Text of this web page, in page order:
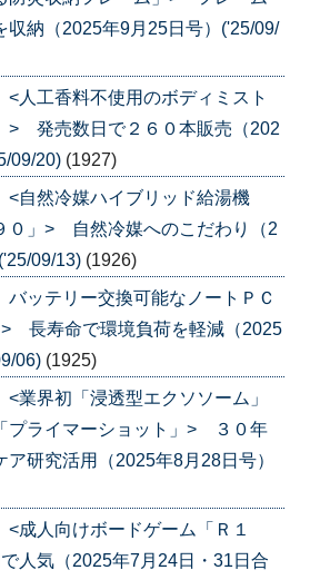
収納（2025年9月25日号）('25/09/
人工香料不使用のボディミスト
> 発売数日で２６０本販売（202
09/20) (1927)
自然冷媒ハイブリッド給湯機
０」> 自然冷媒へのこだわり（2
09/13) (1926)
ッテリー交換可能なノートＰＣ
長寿命で環境負荷を軽減（2025
06) (1925)
業界初「浸透型エクソソーム」
プライマーショット」> ３０年
ア研究活用（2025年8月28日号）
成人向けボードゲーム「Ｒ１
人気（2025年7月24日・31日合